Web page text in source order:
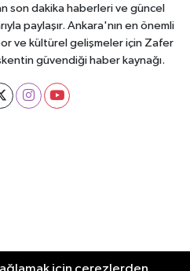
son dakika haberleri ve güncel
paylaşır. Ankara'nın en önemli
ve kültürel gelişmeler için Zafer
güvendiği haber kaynağı.